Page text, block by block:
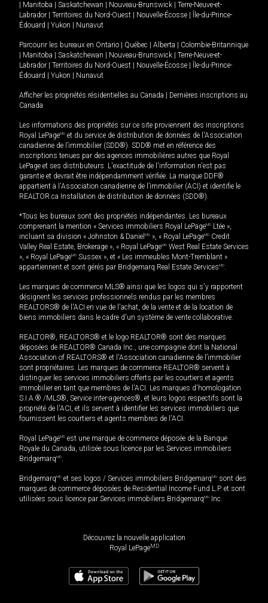
Manitoba Saskatchewan Nouveau-Brunswick
Terre-Neuve-et-
Labrador
Territoires du Nord-Ouest Nouvelle-Écosse
Île-du-Prince-
Édouard
Yukon Nunavut
Parcourir les bureaux en Ontario Québec Alberta
Colombie-Britannique
Manitoba Saskatchewan Nouveau-Brunswick
Terre-Neuve-et-
Labrador
Territoires du Nord-Ouest Nouvelle-Écosse
Île-du-Prince-
Édouard
Yukon Nunavut
Afficher les propriétés résidentielles au Canada
Dernières inscriptions au
Canada
Les informations des propriétés sur ce site proviennent des inscriptions
Royal LePageMD et du service de distribution de données de l'Association
canadienne de l’immobilier (SDD®). SDD® met en référence des
inscriptions tenues par des agences immobilières autres que Royal
LePage et ses distributeurs. L'exactitude de l'information n'est pas
garantie et devrait être indépendamment vérifiée. La marque DDF®
appartient à l'Association canadienne de l’immobilier (ACI) et identifie le
REALTOR.ca Installation de distribution de données (SDD®).
*Tous les bureaux sont des propriétés indépendantes. Les bureaux
comprenant la mention « Services immobiliers Royal LePageMD Ltée »,
incluant sa division « Johnston & Daniel MD », « Royal LePageMD Credit
Valley Real Estate, Brokerage », « Royal LePageMD West Real Estate Services
», « Royal LePageMD Sussex », et « Les immeubles Mont-Tremblant »
appartiennent et sont gérés par Bridgemarq Real Estate ServicesMD.
Les marques de commerce MLS® ainsi que les logos qui s'y rapportent
désignent les services professionnels rendus par les membres
REALTORS® de l'ACI en vue de l'achat, de la vente et de la location de
biens immobiliers dans le cadre d'un système de vente collaborative.
REALTOR®, REALTORS® et le logo REALTOR® sont des marques
déposées de REALTOR® Canada Inc., une compagnie dont la National
Association of REALTORS® et l'Association canadienne de l’immobilier
sont propriétaires. Les marques de commerce REALTOR® servent à
distinguer les services immobiliers offerts par les courtiers et agents
immobilier en tant que membres de l'ACI. Les marques d'homologation
S.I.A.® /MLS®, Service inter-agences®, et leurs logos respectifs sont la
propriété de l'ACI, et ils servent à identifier les services immobiliers que
fournissent les courtiers et agents membres de l'ACI.
Royal LePageMD est une marque de commerce déposée de la Banque
Royale du Canada, utilisée sous licence par les Services immobiliers
BridgemarqMD.
BridgemarqMD et ses logos / Services immobiliers BridgemarqMD sont des
marques de commerce déposées de Residential Income Fund L.P. et sont
utilisées sous licence par Services immobiliers BridgemarqMD Inc.
Découvrez la nouvelle application
Royal LePageMD